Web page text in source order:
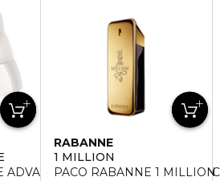
ADVANCED SUPER REVITALIZING
RABANNE
1 MILLION
PACO RABANNE 1